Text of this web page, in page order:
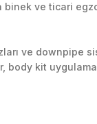
ve ticari
ve downpipe
kit